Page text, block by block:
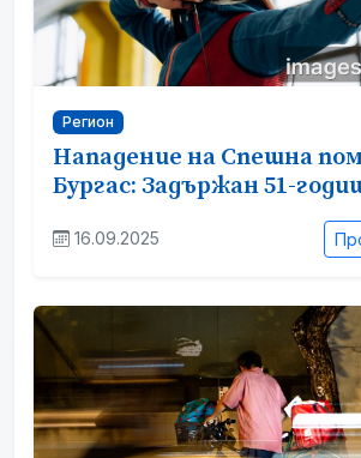
Регион
Нападение на Спешна
Бургас: Задържан 51-
16.09.2025